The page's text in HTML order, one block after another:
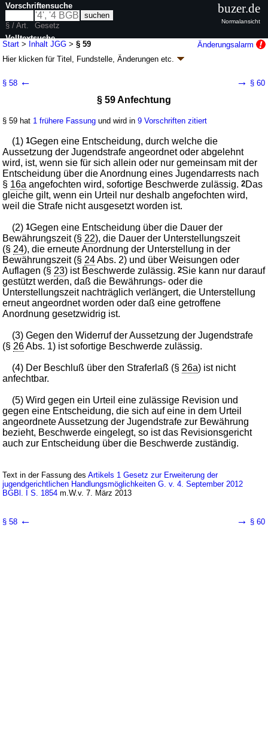
Start > Inhalt JGG >§ 59
Änderungsalarm
Hier klicken fürTitel, Fundstelle, Änderungen etc.
G. v. 25.06.2021BGBl. I S. 2099
31 weitere Fassungen | wird in 155 Vorschriften zitiert
Zweiter Teil Jugendliche
Zweites Hauptstück Jugendgerichtsverfassung und
Jugendstrafverfahren
Dritter Abschnitt Jugendstrafverfahren
Vierter Unterabschnitt Verfahren bei Aussetzung
der Jugendstrafe zur Bewährung
§ 58 ← → § 60
§ 59 Anfechtung
§ 59 hat 1 frühere Fassung und wird in9 Vorschriften zitiert
(1)1Gegen eine Entscheidung, durch welche die
Aussetzung der Jugendstrafe angeordnet oder abgelehnt
wird, ist, wenn sie für sich allein oder nur gemeinsam mit der
Entscheidung über die Anordnung eines Jugendarrests nach
§ 16a angefochten wird, sofortige Beschwerde zulässig.2Das
gleiche gilt, wenn ein Urteil nur deshalb angefochten wird,
weil die Strafe nicht ausgesetzt worden ist.
(2)1Gegen eine Entscheidung über die Dauer der
Bewährungszeit (§ 22), die Dauer der Unterstellungszeit
(§ 24), die erneute Anordnung der Unterstellung in der
Bewährungszeit (§ 24Abs. 2) und über Weisungen oder
Auflagen (§ 23) ist Beschwerde zulässig.2Sie kann nur darauf
gestützt werden, daß die Bewährungs- oder die
Unterstellungszeit nachträglich verlängert, die Unterstellung
erneut angeordnet worden oder daß eine getroffene
Anordnung gesetzwidrig ist.
(3) Gegen den Widerruf der Aussetzung der Jugendstrafe
(§ 26Abs. 1) ist sofortige Beschwerde zulässig.
(4) Der Beschluß über den Straferlaß (§ 26a) ist nicht
anfechtbar.
(5) Wird gegen ein Urteil eine zulässige Revision und
gegen eine Entscheidung, die sich auf eine in dem Urteil
angeordnete Aussetzung der Jugendstrafe zur Bewährung
bezieht, Beschwerde eingelegt, so ist das Revisionsgericht
auch zur Entscheidung über die Beschwerde zuständig.
Text in der Fassung desArtikels 1 Gesetz zur Erweiterung der
jugendgerichtlichen Handlungsmöglichkeiten G. v. 4. September 2012
BGBl. I S. 1854 m.W.v. 7. März 2013
§ 58 ← → § 60
Vorschriftensuche
§ / Art.
Gesetz
Volltextsuche
nur in JGG
buzer.de
Normalansicht